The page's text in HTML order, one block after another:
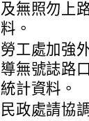
及無照勿上
料。
勞工處加強
導無號誌路
統計資料。
民政處請協